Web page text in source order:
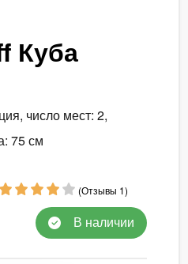
Куба
число мест: 2,
75 см
(Отзывы 1)
В наличии